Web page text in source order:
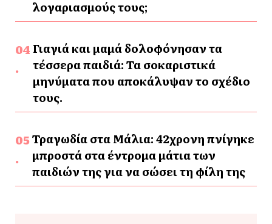
λογαριασμούς τους;
Γιαγιά και μαμά δολοφόνησαν τα
τέσσερα παιδιά: Τα σοκαριστικά
μηνύματα που αποκάλυψαν το σχέδιο
τους.
Τραγωδία στα Μάλια: 42χρονη πνίγηκε
μπροστά στα έντρομα μάτια των
παιδιών της για να σώσει τη φίλη της